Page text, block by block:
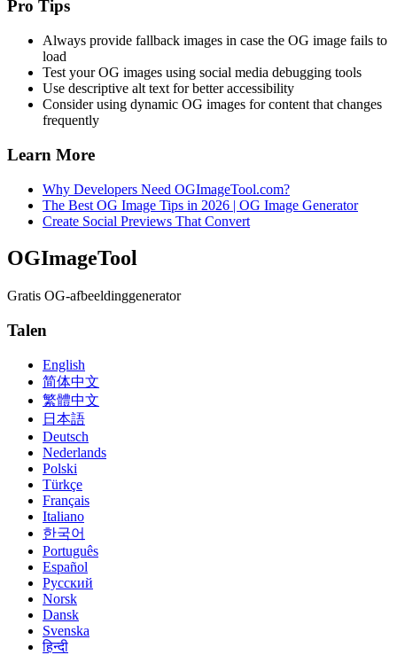
Pro Tips
Always provide fallback images in case the OG image fails to
load
Test your OG images using social media debugging tools
Use descriptive alt text for better accessibility
Consider using dynamic OG images for content that changes
frequently
Learn More
Why Developers Need OGImageTool.com?
The Best OG Image Tips in 2026 | OG Image Generator
Create Social Previews That Convert
OGImageTool
Gratis OG-afbeeldinggenerator
Talen
English
简体中文
繁體中文
日本語
Deutsch
Nederlands
Polski
Türkçe
Français
Italiano
한국어
Português
Español
Русский
Norsk
Dansk
Svenska
हिन्दी